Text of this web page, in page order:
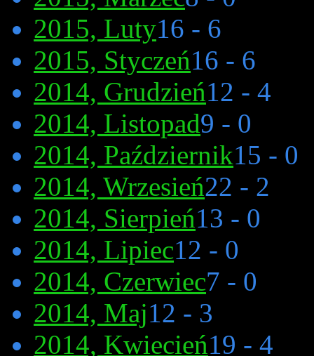
2015, Luty16 - 6
2015, Styczeń16 - 6
2014, Grudzień12 - 4
2014, Listopad9 - 0
2014, Październik15 - 0
2014, Wrzesień22 - 2
2014, Sierpień13 - 0
2014, Lipiec12 - 0
2014, Czerwiec7 - 0
2014, Maj12 - 3
2014, Kwiecień19 - 4